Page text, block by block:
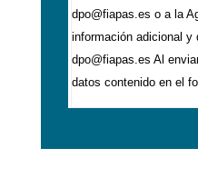
dpo@fiapas.es o a la
información adicional y
dpo@fiapas.es Al
datos contenido en el